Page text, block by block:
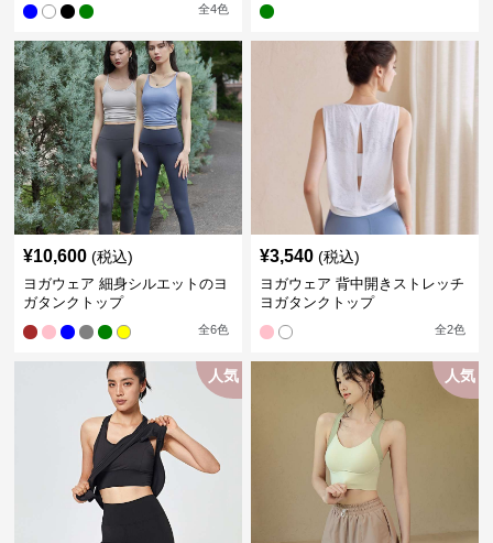
全4色
¥10,600 (税込)
ヨガウェア 細身シルエットのヨ
ガタンクトップ
全6色
¥3,540 (税込)
ヨガウェア 背中開きストレッチ
ヨガタンクトップ
全2色
人気 人気